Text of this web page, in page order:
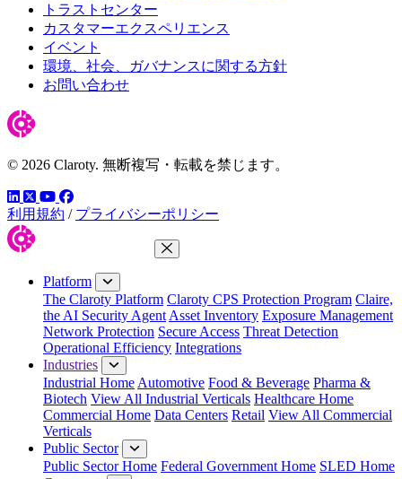
トラストセンター
カスタマーエクスペリエンス
イベント
環境、社会、ガバナンスに関する方針
お問い合わせ
© 2026 Claroty. 無断複写・転載を禁じます。
LinkedIn
ツイッター
YouTube
Facebook
利用規約 / プライバシーポリシー
Close Menu
Platform
The Claroty Platform Claroty CPS Protection Program Claire,
the AI Security Agent Asset Inventory Exposure Management
Network Protection Secure Access Threat Detection
Operational Efficiency Integrations
Industries
Industrial Home Automotive Food & Beverage Pharma &
Biotech View All Industrial Verticals Healthcare Home
Commercial Home Data Centers Retail View All Commercial
Verticals
Public Sector
Public Sector Home Federal Government Home SLED Home